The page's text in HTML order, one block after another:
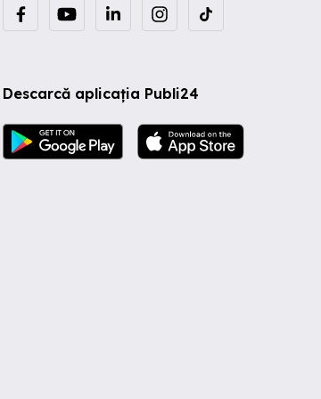
Descarcă aplicația Publi24